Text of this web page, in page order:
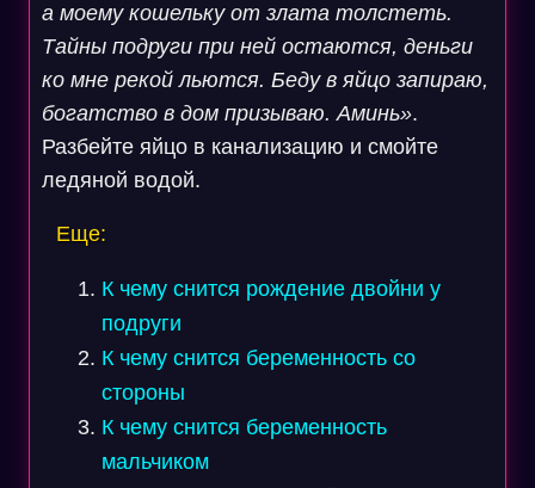
а моему кошельку от злата толстеть.
Тайны подруги при ней остаются, деньги
ко мне рекой льются. Беду в яйцо запираю,
богатство в дом призываю. Аминь».
Разбейте яйцо в канализацию и смойте
ледяной водой.
Еще:
К чему снится рождение двойни у
подруги
К чему снится беременность со
стороны
К чему снится беременность
мальчиком